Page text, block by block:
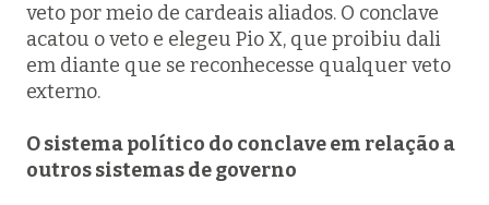
veto por meio de cardeais aliados. O conclave
acatou o veto e elegeu Pio X, que proibiu dali
em diante que se reconhecesse qualquer veto
externo.
O sistema político do conclave em relação a
outros sistemas de governo